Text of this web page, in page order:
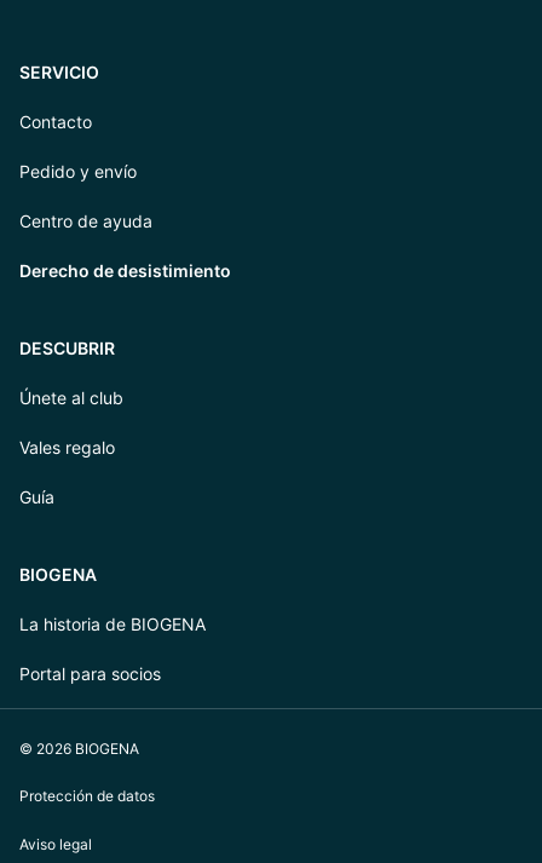
SERVICIO
Contacto
Pedido y envío
Centro de ayuda
Derecho de desistimiento
DESCUBRIR
Únete al club
Vales regalo
Guía
BIOGENA
La historia de BIOGENA
Portal para socios
© 2026 BIOGENA
Protección de datos
Aviso legal